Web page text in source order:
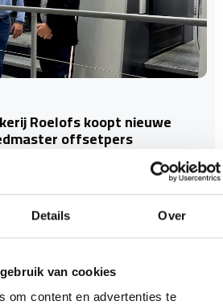
Details Over
van cookies
om content en advertenties te
Roelofs koopt nieuwe
offsetpers
Enschede heeft geïnvesteerd in
Speedmaster XL 106